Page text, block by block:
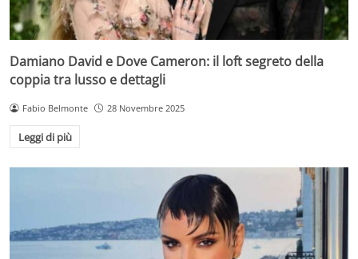
Damiano David e Dove Cameron: il loft segreto della
coppia tra lusso e dettagli
Fabio Belmonte 28 Novembre 2025
Leggi di più